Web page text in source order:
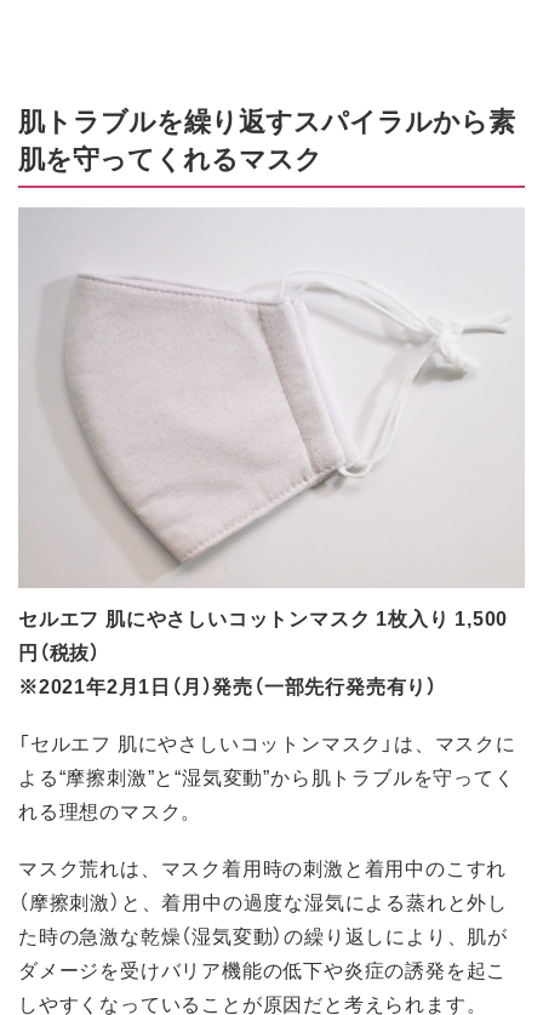
肌トラブルを繰り返すスパイラルから素
肌を守ってくれるマスク
セルエフ 肌にやさしいコットンマスク 1枚入り 1,500
円（税抜）
※2021年2月1日（月）発売（一部先行発売有り）
「セルエフ 肌にやさしいコットンマスク」は、マスクに
よる“摩擦刺激”と“湿気変動”から肌トラブルを守ってく
れる理想のマスク。
マスク荒れは、マスク着用時の刺激と着用中のこすれ
（摩擦刺激）と、着用中の過度な湿気による蒸れと外し
た時の急激な乾燥（湿気変動）の繰り返しにより、肌が
ダメージを受けバリア機能の低下や炎症の誘発を起こ
しやすくなっていることが原因だと考えられます。